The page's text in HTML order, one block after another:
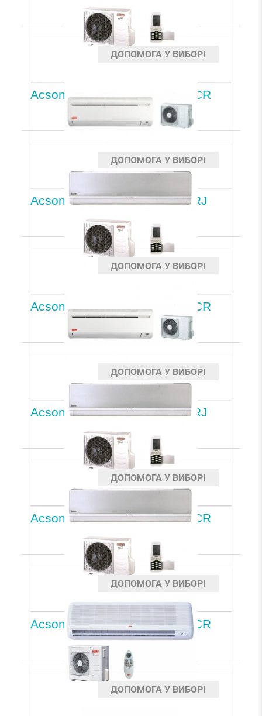
Acson A5WM10G2R/A5LC10CR
Acson A5WM10JR/A5LC10CRJ
ДОПОМОГА У ВИБОРІ
Acson A5WM15G2R/A5LC15CR
ДОПОМОГА У ВИБОРІ
Acson A5WM15JR/A5LC15CRJ
ДОПОМОГА У ВИБОРІ
Acson A5WM20G2R/A5LC20CR
ДОПОМОГА У ВИБОРІ
Acson A5WM25G2R/A5LC25CR
ДОПОМОГА У ВИБОРІ
ДОПОМОГА У ВИБОРІ
ДОПОМОГА У ВИБОРІ